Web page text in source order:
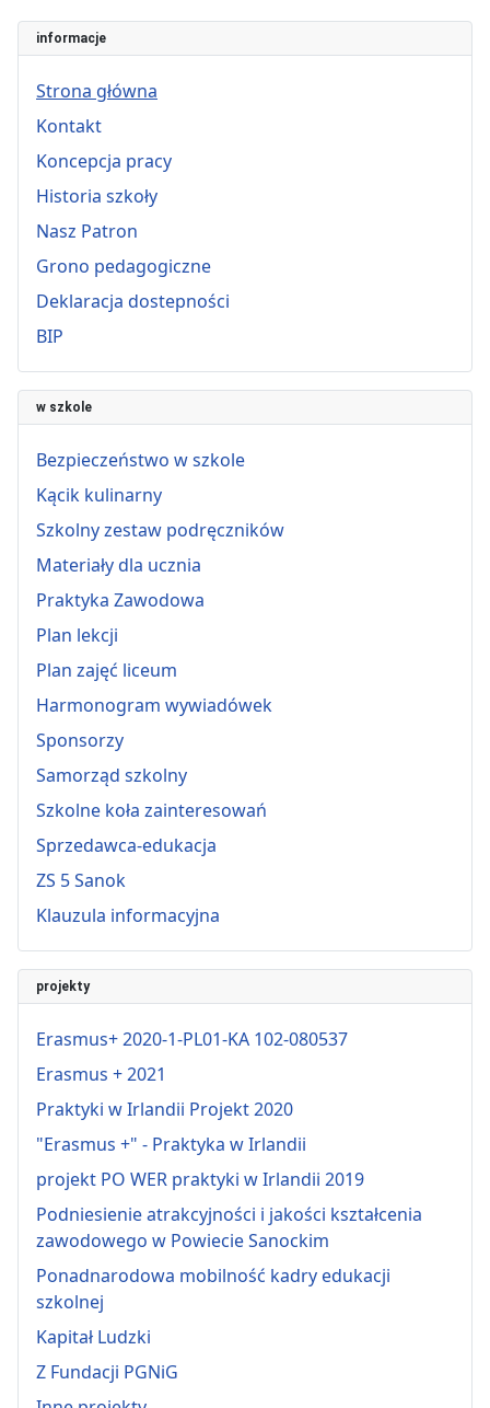
informacje
Strona główna
Kontakt
Koncepcja pracy
Historia szkoły
Nasz Patron
Grono pedagogiczne
Deklaracja dostepności
BIP
w szkole
Bezpieczeństwo w szkole
Kącik kulinarny
Szkolny zestaw podręczników
Materiały dla ucznia
Praktyka Zawodowa
Plan lekcji
Plan zajęć liceum
Harmonogram wywiadówek
Sponsorzy
Samorząd szkolny
Szkolne koła zainteresowań
Sprzedawca-edukacja
ZS 5 Sanok
Klauzula informacyjna
projekty
Erasmus+ 2020-1-PL01-KA 102-080537
Erasmus + 2021
Praktyki w Irlandii Projekt 2020
"Erasmus +" - Praktyka w Irlandii
projekt PO WER praktyki w Irlandii 2019
Podniesienie atrakcyjności i jakości kształcenia
zawodowego w Powiecie Sanockim
Ponadnarodowa mobilność kadry edukacji
szkolnej
Kapitał Ludzki
Z Fundacji PGNiG